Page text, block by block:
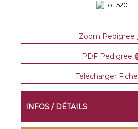
Zoom Pedigree
PDF Pedigree
Télécharger Fiche
INFOS / DÉTAILS